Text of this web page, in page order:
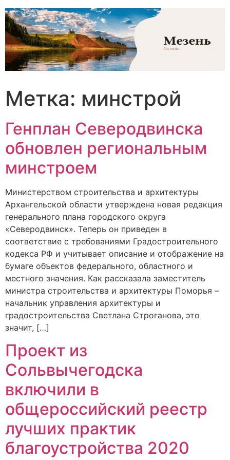
Перейти
содержимому
Метка: минстрой
Генплан Северодвинска
обновлен региональным
минстроем
Министерством строительства и архитектуры
Архангельской области утверждена новая редакция
генерального плана городского округа
«Северодвинск». Теперь он приведен в
соответствие с требованиями Градостроительного
кодекса РФ и учитывает описание и отображение на
бумаге объектов федерального, областного и
местного значения. Как рассказала заместитель
министра строительства и архитектуры Поморья –
начальник управления архитектуры и
градостроительства Светлана Строганова, это
значит, […]
Проект из
Сольвычегодска
включили в
общероссийский реестр
лучших практик
благоустройства 2020